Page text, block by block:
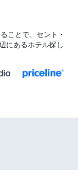
ことで、セント・
にあるホテル探し